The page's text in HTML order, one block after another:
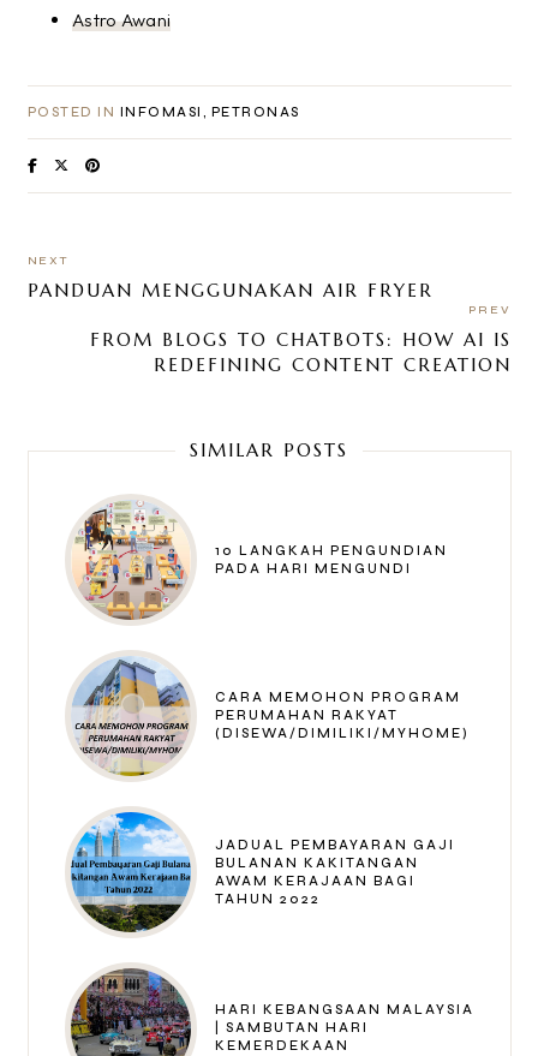
Astro Awani
POSTED IN INFOMASI PETRONAS
NEXT
PANDUAN MENGGUNAKAN AIR FRYER
PREV
FROM BLOGS TO CHATBOTS: HOW AI IS
REDEFINING CONTENT CREATION
SIMILAR POSTS
10 LANGKAH PENGUNDIAN
PADA HARI MENGUNDI
CARA MEMOHON PROGRAM
PERUMAHAN RAKYAT
(DISEWA/DIMILIKI/MYHOME)
JADUAL PEMBAYARAN GAJI
BULANAN KAKITANGAN
AWAM KERAJAAN BAGI
TAHUN 2022
HARI KEBANGSAAN MALAYSIA
| SAMBUTAN HARI
KEMERDEKAAN